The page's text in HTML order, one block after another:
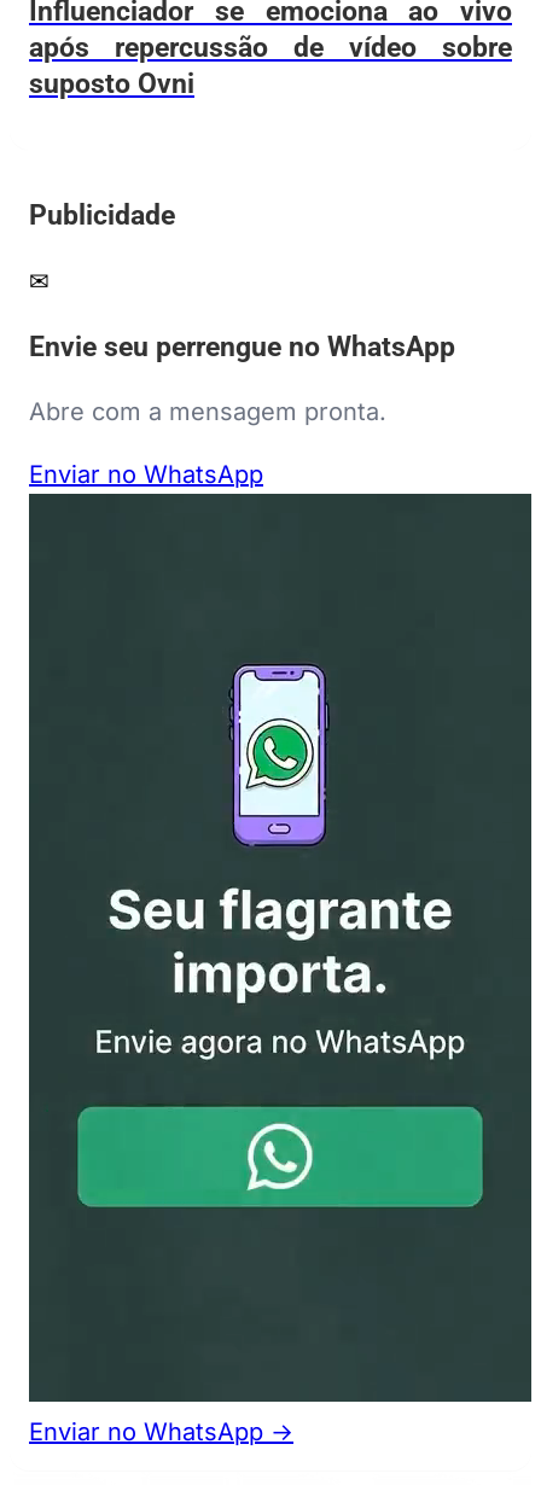
Influenciador se emociona ao vivo
após repercussão de vídeo sobre
suposto Ovni
Publicidade
✉
Envie seu perrengue no WhatsApp
Abre com a mensagem pronta.
Enviar no WhatsApp
Enviar no WhatsApp →